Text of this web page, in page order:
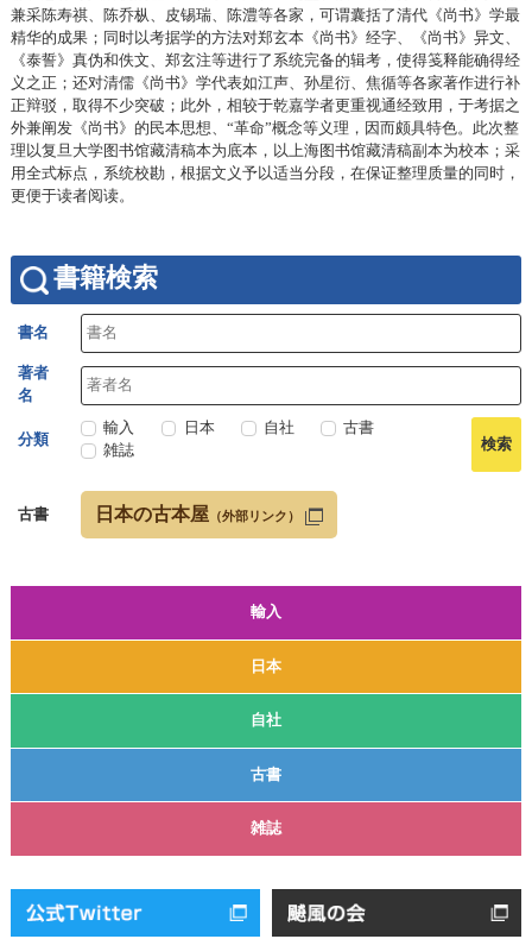
輸入
日本
自社
古書
雑誌
兼采陈寿祺、陈乔枞、皮锡瑞、陈澧等各家，可谓囊括了清代《尚书》学最
精华的成果；同时以考据学的方法对郑玄本《尚书》经字、《尚书》异文、
《泰誓》真伪和佚文、郑玄注等进行了系统完备的辑考，使得笺释能确得经
义之正；还对清儒《尚书》学代表如江声、孙星衍、焦循等各家著作进行补
正辩驳，取得不少突破；此外，相较于乾嘉学者更重视通经致用，于考据之
外兼阐发《尚书》的民本思想、“革命”概念等义理，因而颇具特色。此次整
理以复旦大学图书馆藏清稿本为底本，以上海图书馆藏清稿副本为校本；采
用全式标点，系统校勘，根据文义予以适当分段，在保证整理质量的同时，
更便于读者阅读。
書籍検索
書名
著者
名
分類
輸入 日本 自社
古書
雑誌
古書 日本の古本屋 （外部リンク）